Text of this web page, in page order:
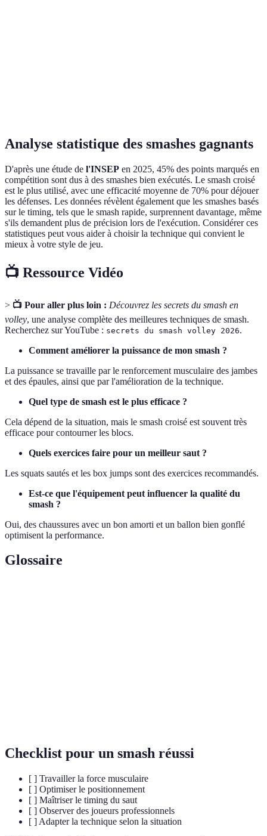
Analyse statistique des smashes gagnants
D'après une étude de l'INSEP en 2025, 45% des points marqués en
compétition sont dus à des smashes bien exécutés. Le smash croisé
est le plus utilisé, avec une efficacité moyenne de 70% pour déjouer
les défenses. Les données révèlent également que les smashes basés
sur le timing, tels que le smash rapide, surprennent davantage, même
s'ils demandent plus de précision lors de l'exécution. Considérer ces
statistiques peut vous aider à choisir la technique qui convient le
mieux à votre style de jeu.
📺 Ressource Vidéo
> 📺 Pour aller plus loin : Découvrez les secrets du smash en
volley, une analyse complète des meilleures techniques de smash.
Recherchez sur YouTube : secrets du smash volley 2026.
Comment améliorer la puissance de mon smash ?
La puissance se travaille par le renforcement musculaire des jambes
et des épaules, ainsi que par l'amélioration de la technique.
Quel type de smash est le plus efficace ?
Cela dépend de la situation, mais le smash croisé est souvent très
efficace pour contourner les blocs.
Quels exercices faire pour un meilleur saut ?
Les squats sautés et les box jumps sont des exercices recommandés.
Est-ce que l'équipement peut influencer la qualité du
smash ?
Oui, des chaussures avec un bon amorti et un ballon bien gonflé
optimisent la performance.
Glossaire
Checklist pour un smash réussi
[ ] Travailler la force musculaire
[ ] Optimiser le positionnement
[ ] Maîtriser le timing du saut
[ ] Observer des joueurs professionnels
[ ] Adapter la technique selon la situation